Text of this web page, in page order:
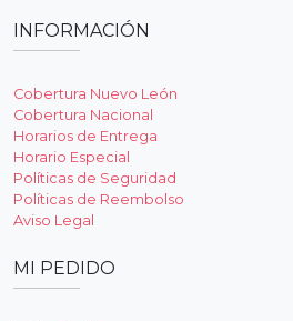
INFORMACIÓN
Cobertura Nuevo León
Cobertura Nacional
Horarios de Entrega
Horario Especial
Políticas de Seguridad
Políticas de Reembolso
Aviso Legal
MI PEDIDO